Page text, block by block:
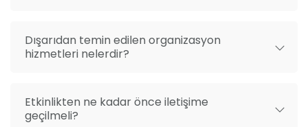
Dışarıdan temin edilen organizasyon
hizmetleri nelerdir?
Etkinlikten ne kadar önce iletişime
geçilmeli?